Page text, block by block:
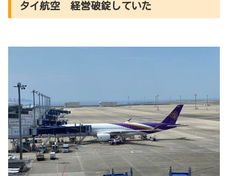
タイ航空 経営破錠していた